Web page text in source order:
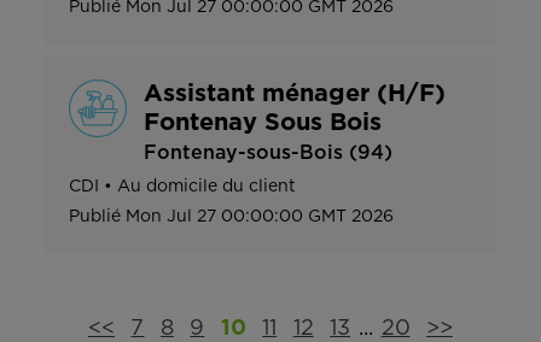
Publié Mon Jul 27 00:00:00 GMT 2026
Assistant ménager (H/F)
Fontenay Sous Bois
Fontenay-sous-Bois (94)
CDI • Au domicile du client
Publié Mon Jul 27 00:00:00 GMT 2026
<< 7 8 9 10 11 12 13 ... 20 >>